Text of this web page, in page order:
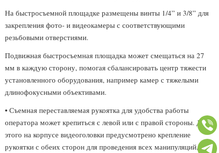
На быстросъемной площадке размещены винты 1/4” и 3/8” для
закрепления фото- и видеокамеры с соответствующими
резьбовыми отверстиями.
Подвижная быстросъемная площадка может смещаться на 27
мм в каждую сторону, помогая сбалансировать центр тяжести
установленного оборудования, например камер с тяжелыми
длинофокусными объективами.
• Съемная переставляемая рукоятка для удобства работы
оператора может крепиться с левой или с правой стороны. Для
этого на корпусе видеоголовки предусмотрено крепление
рукоятки с обеих сторон для проведения всех манипуляций, в